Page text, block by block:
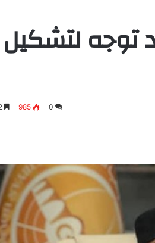
توجه لتشكيل
0
985 2 دقائق